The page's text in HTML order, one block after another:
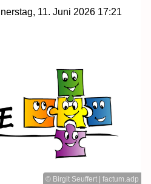
11. Juni 2026 17:21
© Birgit Seuffert | factum.adp